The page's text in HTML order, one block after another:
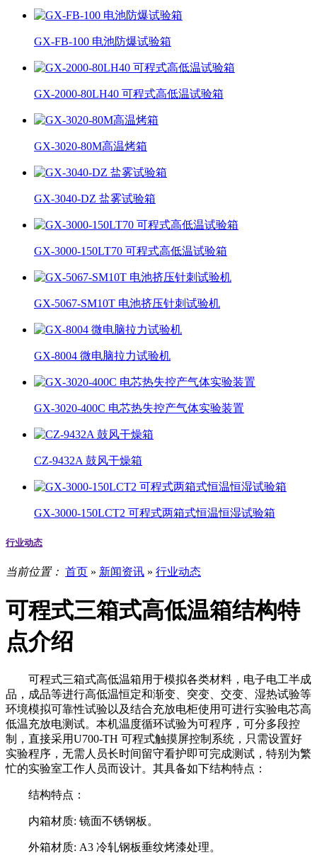
GX-FB-100 电池防爆试验箱
GX-2000-80LH40 可程式高低温试验箱
GX-3020-80M高温烤箱
GX-3040-DZ 盐雾试验箱
GX-3000-150LT70 可程式高低温试验箱
GX-5067-SM10T 电池挤压针刺试验机
GX-8004 微电脑拉力试验机
GX-3020-400C 电芯热失控产气体实验装置
CZ-9432A 鼓风干燥箱
GX-3000-150LCT2 可程式两箱式恒温恒湿试验箱
行业动态
当前位置： 首页 » 新闻资讯 » 行业动态
可程式三箱式高低温箱结构特
点介绍
可程式三箱式高低温箱用于模拟各类材料，电子电工半成
品，成品等进行高低温恒定和渐变、突变、交变、湿热试验等
环境模拟可靠性试验以及结合充放电柜使用可进行实验电芯高
低温充放电测试。本机温度循环试验为可程序，可分多段控
制，直接采用U700-TH 可程式触摸屏控制系统，只需设置好
实验程序，无需人员长时间留守看护即可完成测试，特别为繁
忙的实验室工作人员而设计。其具备如下结构特点：
结构特点：
内箱材质: 镜面不锈钢板。
外箱材质: A3 冷轧钢板垂纹烤漆处理。